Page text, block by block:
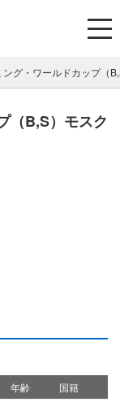
ング・ワールドカップ（
（B,S）モスク
年齢 国籍